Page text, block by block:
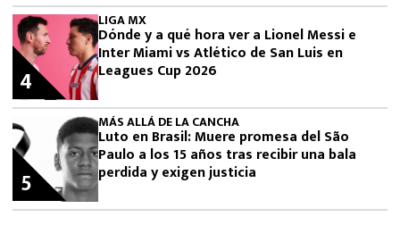
LIGA MX
Dónde y a qué hora ver a Lionel Messi e
Inter Miami vs Atlético de San Luis en
Leagues Cup 2026
4
MÁS ALLÁ DE LA CANCHA
Luto en Brasil: Muere promesa del São
Paulo a los 15 años tras recibir una bala
perdida y exigen justicia
5